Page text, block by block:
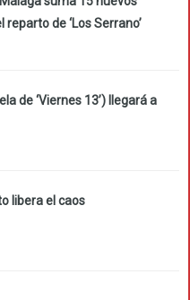
de ‘Los Serrano’
de ‘Viernes 13’) llegará a
libera el caos